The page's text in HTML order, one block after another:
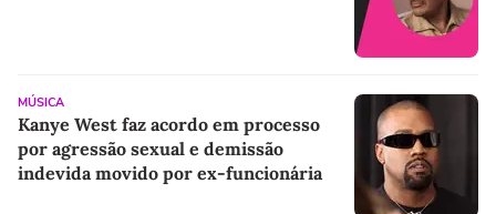
MÚSICA
Kanye West faz acordo em processo
por agressão sexual e demissão
indevida movido por ex-funcionária